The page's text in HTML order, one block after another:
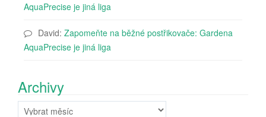
AquaPrecise je jiná liga
David: Zapomeňte na běžné postřikovače: Gardena
AquaPrecise je jiná liga
Archivy
Archivy